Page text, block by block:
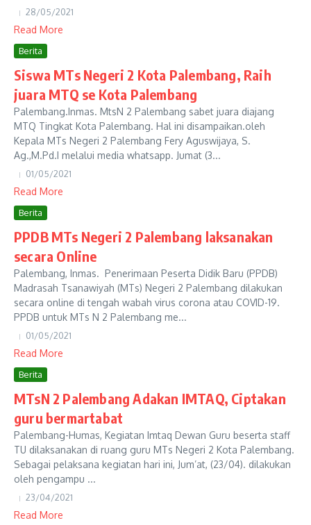
28/05/2021
Read More
Berita
Siswa MTs Negeri 2 Kota Palembang, Raih
juara MTQ se Kota Palembang
Palembang.Inmas. MtsN 2 Palembang sabet juara diajang
MTQ Tingkat Kota Palembang. Hal ini disampaikan.oleh
Kepala MTs Negeri 2 Palembang Fery Aguswijaya, S.
Ag.,M.Pd.I melalui media whatsapp. Jumat (3...
01/05/2021
Read More
Berita
PPDB MTs Negeri 2 Palembang laksanakan
secara Online
Palembang, Inmas. Penerimaan Peserta Didik Baru (PPDB)
Madrasah Tsanawiyah (MTs) Negeri 2 Palembang dilakukan
secara online di tengah wabah virus corona atau COVID-19.
PPDB untuk MTs N 2 Palembang me...
01/05/2021
Read More
Berita
MTsN 2 Palembang Adakan IMTAQ, Ciptakan
guru bermartabat
Palembang-Humas, Kegiatan Imtaq Dewan Guru beserta staff
TU dilaksanakan di ruang guru MTs Negeri 2 Kota Palembang.
Sebagai pelaksana kegiatan hari ini, Jum’at, (23/04). dilakukan
oleh pengampu ...
23/04/2021
Read More